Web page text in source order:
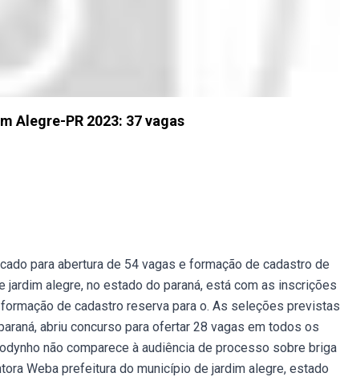
Alegre-PR 2023: 37 vagas
para abertura de 54 vagas e formação de cadastro de
alegre, no estado do paraná, está com as inscrições
de cadastro reserva para o. As seleções previstas
abriu concurso para ofertar 28 vagas em todos os
não comparece à audiência de processo sobre briga
Weba prefeitura do município de jardim alegre, estado